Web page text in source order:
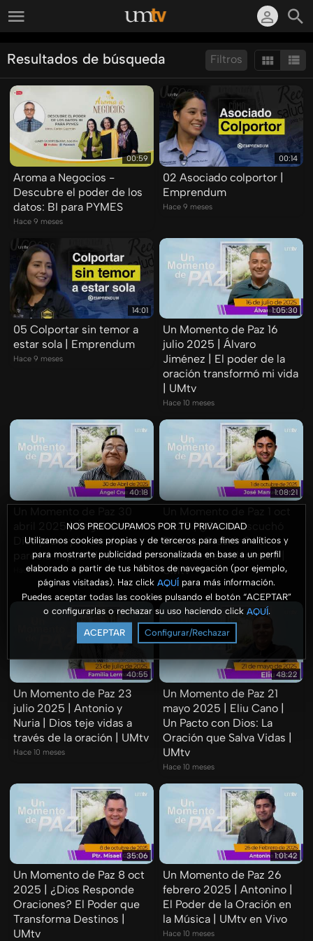
NOS PREOCUPAMOS POR TU PRIVACIDAD
Utilizamos cookies propias y de terceros para fines analíticos y
para mostrarte publicidad personalizada en base a un perfil
elaborado a partir de tus hábitos de navegación (por ejemplo,
páginas visitadas). Haz click AQUÍ para más información.
Puedes aceptar todas las cookies pulsando el botón “ACEPTAR”
o configurarlas o rechazar su uso haciendo click AQUÍ.
ACEPTAR Configurar/Rechazar
Filtros
Resultados de búsqueda
Mostrar:
Resultados/Pág.:
00:59
Aroma a Negocios -
Descubre el poder de los
datos: BI para PYMES
Hace 9 meses
00:14
02 Asociado colportor |
Emprendum
Hace 9 meses
14:01
05 Colportar sin temor a
estar sola | Emprendum
Hace 9 meses
1:05:30
Un Momento de Paz 16
julio 2025 | Álvaro
Jiménez | El poder de la
oración transformó mi vida
| UMtv
Hace 10 meses
40:18
abril 2025 | Ángel Cruz:
Dios proveyó cuando
parecía imposible | UMtv
Hace 10 meses
1:08:21
2025 | ¿Cómo Escuchó
Dios su Oración? La
Historia de un Llamado |
UMtv
Hace 10 meses
40:55
Un Momento de Paz 23
julio 2025 | Antonio y
Nuria | Dios teje vidas a
través de la oración | UMtv
Hace 10 meses
48:22
Un Momento de Paz 21
mayo 2025 | Eliu Cano |
Un Pacto con Dios: La
Oración que Salva Vidas |
UMtv
Hace 10 meses
35:06
Un Momento de Paz 8 oct
2025 | ¿Dios Responde
Oraciones? El Poder que
Transforma Destinos |
UMtv
1:01:42
Un Momento de Paz 26
febrero 2025 | Antonino |
El Poder de la Oración en
la Música | UMtv en Vivo
Hace 10 meses